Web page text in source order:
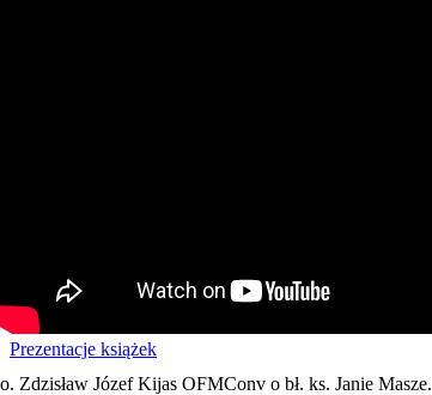
Prezentacje książek
o. Zdzisław Józef Kijas OFMConv o bł. ks. Janie Masze.